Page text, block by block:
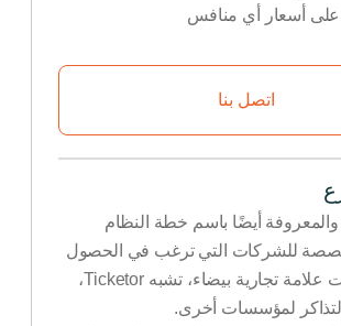
على أسعار أي منافس
اتصل بنا
أيضًا باسم خطة النظام
للشركات التي ترغب في الحصول
على منصة ذات علامة تجارية بيضاء، تشبه Ticketor،
لمؤسسات أخرى.